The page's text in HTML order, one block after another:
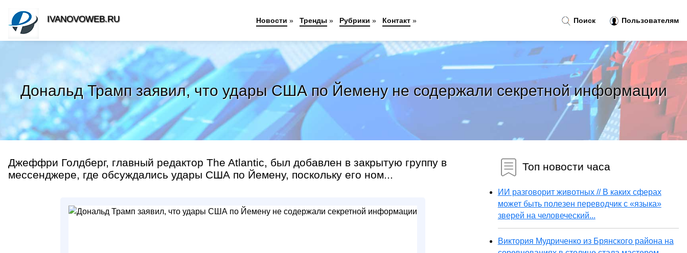
Дональд Трамп заявил, что удары США по Йемену не содержали секретной информации
Джеффри Голдберг, главный редактор The Atlantic, был добавлен в закрытую группу в
мессенджере, где обсуждались удары США по Йемену, поскольку его ном...
Топ новости часа
ИИ разговорит животных // В каких сферах
может быть полезен переводчик с «языка»
зверей на человеческий...
Виктория Мудриченко из Брянского района на
Поиск Пользователям
IVANOVOWEB.RU Новости » Тренды » Рубрики » Контакт »